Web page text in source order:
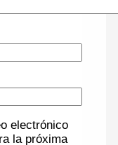
electrónico
la próxima